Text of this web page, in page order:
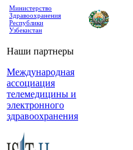
Министерство
Здравоохранения
Республики
Узбекистан
Наши партнеры
Международная
ассоциация
телемедицины и
электронного
здравоохранения